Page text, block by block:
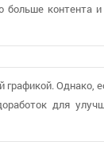
контента
Однако,
для